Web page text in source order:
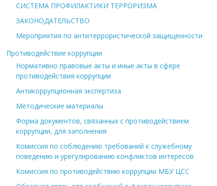
СИСТЕМА ПРОФИЛАКТИКИ ТЕРРОРИЗМА
ЗАКОНОДАТЕЛЬСТВО
Мероприятия по антитеррористической защищенности
Противодействие коррупции
Нормативно правовые акты и иные акты в сфере
противодействия коррупции
Антикоррупционная экспертиза
Методические материалы
Форма документов, связанных с противодействием
коррупции, для заполнения
Комиссия по соблюдению требований к служебному
поведению и урегулированию конфликтов интересов
Комиссия по противодействию коррупции МБУ ЦСС